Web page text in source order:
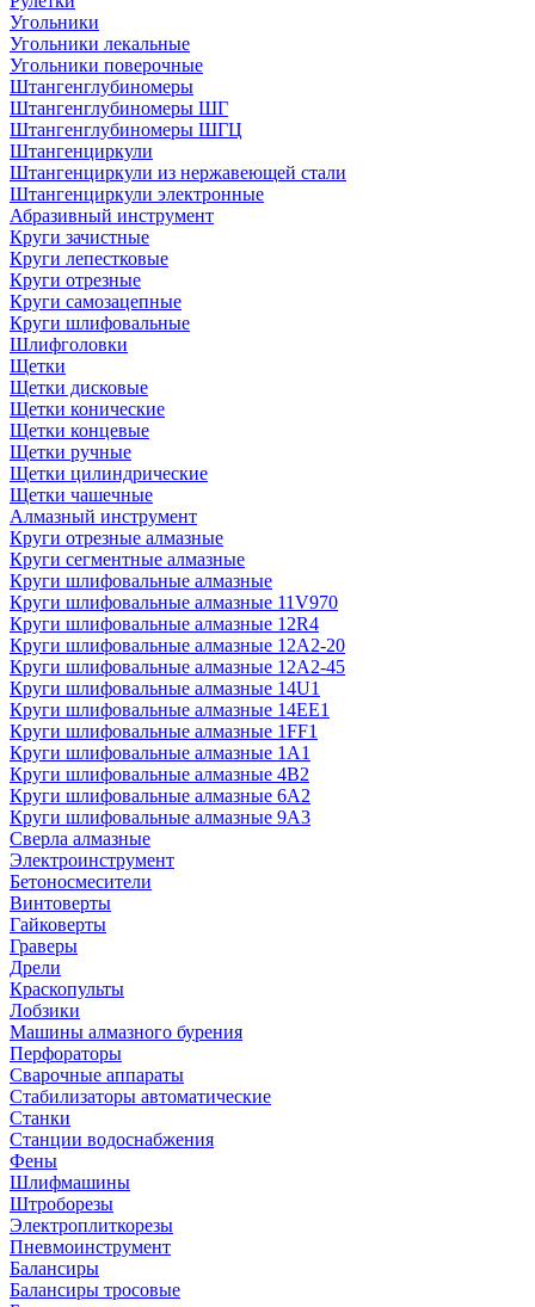
Угольники
Угольники лекальные
Угольники поверочные
Штангенглубиномеры
Штангенглубиномеры ШГ
Штангенглубиномеры ШГЦ
Штангенциркули
Штангенциркули из нержавеющей стали
Штангенциркули электронные
Абразивный инструмент
Круги зачистные
Круги лепестковые
Круги отрезные
Круги самозацепные
Круги шлифовальные
Шлифголовки
Щетки
Щетки дисковые
Щетки конические
Щетки концевые
Щетки ручные
Щетки цилиндрические
Щетки чашечные
Алмазный инструмент
Круги отрезные алмазные
Круги сегментные алмазные
Круги шлифовальные алмазные
Круги шлифовальные алмазные 11V970
Круги шлифовальные алмазные 12R4
Круги шлифовальные алмазные 12А2-20
Круги шлифовальные алмазные 12А2-45
Круги шлифовальные алмазные 14U1
Круги шлифовальные алмазные 14ЕЕ1
Круги шлифовальные алмазные 1FF1
Круги шлифовальные алмазные 1А1
Круги шлифовальные алмазные 4В2
Круги шлифовальные алмазные 6A2
Круги шлифовальные алмазные 9А3
Сверла алмазные
Электроинструмент
Бетоносмесители
Винтоверты
Гайковерты
Граверы
Дрели
Краскопульты
Лобзики
Машины алмазного бурения
Перфораторы
Сварочные аппараты
Стабилизаторы автоматические
Станки
Станции водоснабжения
Фены
Шлифмашины
Штроборезы
Электроплиткорезы
Пневмоинструмент
Балансиры
Балансиры тросовые